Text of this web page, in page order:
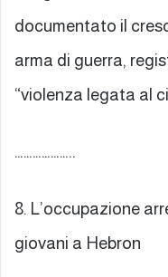
documentato il
arma di guerra,
“violenza legata al
………………..
8. L’occupazione
giovani a Hebron